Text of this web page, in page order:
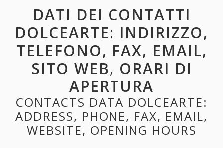
DATI DEI CONTATTI
DOLCEARTE: INDIRIZZO,
TELEFONO, FAX, EMAIL,
SITO WEB, ORARI DI
APERTURA
CONTACTS DATA DOLCEARTE:
ADDRESS, PHONE, FAX, EMAIL,
WEBSITE, OPENING HOURS